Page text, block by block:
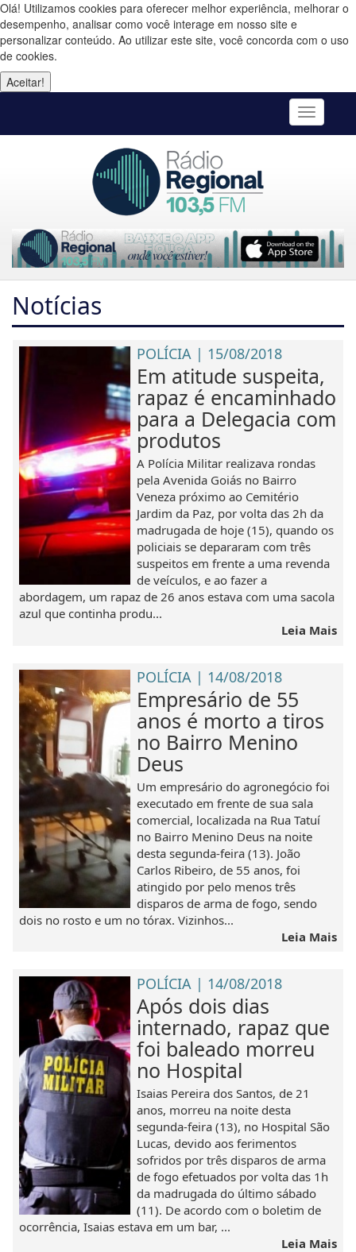
Olá! Utilizamos cookies para oferecer melhor experiência, melhorar o
desempenho, analisar como você interage em nosso site e
personalizar conteúdo. Ao utilizar este site, você concorda com o uso
de cookies.
Aceitar!
Toggle
Notícias
POLÍCIA | 15/08/2018
Em atitude suspeita,
rapaz é encaminhado
para a Delegacia com
produtos
A Polícia Militar realizava rondas
pela Avenida Goiás no Bairro
Veneza próximo ao Cemitério
Jardim da Paz, por volta das 2h da
madrugada de hoje (15), quando os
policiais se depararam com três
suspeitos em frente a uma revenda
de veículos, e ao fazer a
abordagem, um rapaz de 26 anos estava com uma sacola
azul que continha produ...
Leia Mais
POLÍCIA | 14/08/2018
Empresário de 55
anos é morto a tiros
no Bairro Menino
Deus
Um empresário do agronegócio foi
executado em frente de sua sala
comercial, localizada na Rua Tatuí
no Bairro Menino Deus na noite
desta segunda-feira (13). João
Carlos Ribeiro, de 55 anos, foi
atingido por pelo menos três
disparos de arma de fogo, sendo
dois no rosto e um no tórax. Vizinhos...
Leia Mais
POLÍCIA | 14/08/2018
Após dois dias
internado, rapaz que
foi baleado morreu
no Hospital
Isaias Pereira dos Santos, de 21
anos, morreu na noite desta
segunda-feira (13), no Hospital São
Lucas, devido aos ferimentos
sofridos por três disparos de arma
de fogo efetuados por volta das 1h
da madrugada do último sábado
(11). De acordo com o boletim de
ocorrência, Isaias estava em um bar, ...
Leia Mais